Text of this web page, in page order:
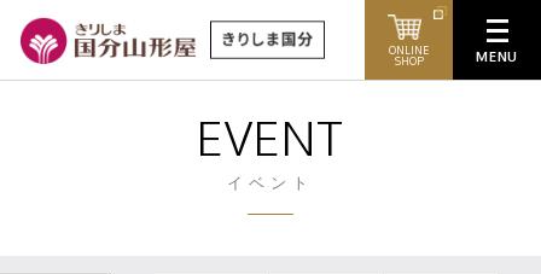
ONLINE
SHOP
EVENT
イベント